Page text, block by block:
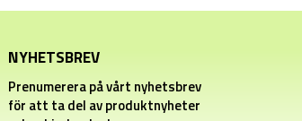
NYHETSBREV
Prenumerera på vårt nyhetsbrev
för att ta del av produktnyheter